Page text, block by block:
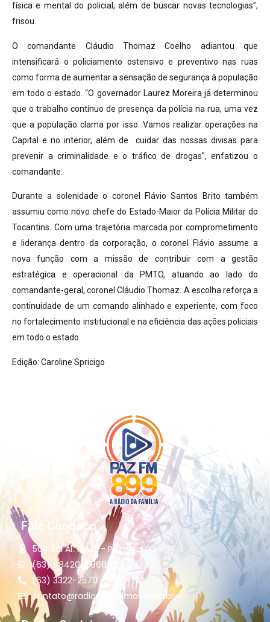
física e mental do policial, além de buscar novas tecnologias”,
frisou.
O comandante Cláudio Thomaz Coelho adiantou que
intensificará o policiamento ostensivo e preventivo nas ruas
como forma de aumentar a sensação de segurança à população
em todo o estado. “O governador Laurez Moreira já determinou
que o trabalho contínuo de presença da polícia na rua, uma vez
que a população clama por isso. Vamos realizar operações na
Capital e no interior, além de cuidar das nossas divisas para
prevenir a criminalidade e o tráfico de drogas”, enfatizou o
comandante.
Durante a solenidade o coronel Flávio Santos Brito também
assumiu como novo chefe do Estado-Maior da Polícia Militar do
Tocantins. Com uma trajetória marcada por comprometimento
e liderança dentro da corporação, o coronel Flávio assume a
nova função com a missão de contribuir com a gestão
estratégica e operacional da PMTO, atuando ao lado do
comandante-geral, coronel Cláudio Thomaz. A escolha reforça a
continuidade de um comando alinhado e experiente, com foco
no fortalecimento institucional e na eficiência das ações policiais
em todo o estado.
Edição: Caroline Spricigo
Fale Conosco
504 sul Al. 11 Ai13 - Palmas-TO
(63) 98420-6868
(63) 3322-2570
contato@radiopazpalmas.com.br